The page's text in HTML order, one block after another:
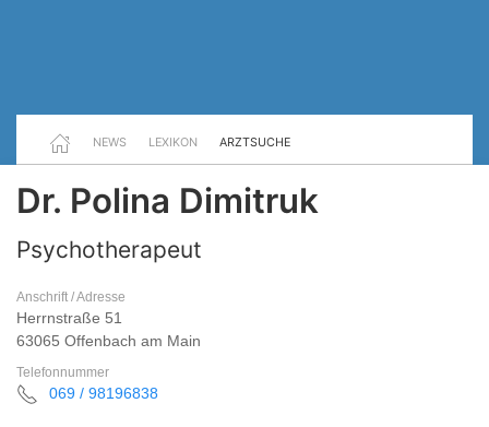
NEWS LEXIKON ARZTSUCHE
Dr. Polina Dimitruk
Psychotherapeut
Anschrift / Adresse
Herrnstraße 51
63065 Offenbach am Main
Telefonnummer
069 / 98196838